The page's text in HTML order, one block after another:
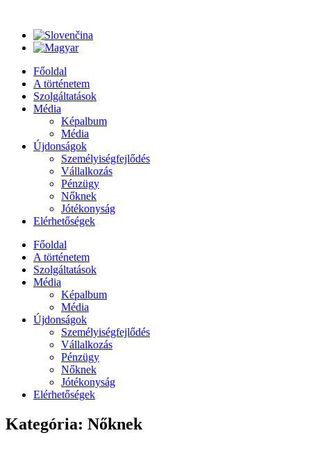
tartalomhoz
Főoldal
A történetem
Szolgáltatások
Média
Képalbum
Média
Újdonságok
Személyiségfejlődés
Vállalkozás
Pénzügy
Nőknek
Jótékonyság
Elérhetőségek
Főoldal
A történetem
Szolgáltatások
Média
Képalbum
Média
Újdonságok
Személyiségfejlődés
Vállalkozás
Pénzügy
Nőknek
Jótékonyság
Elérhetőségek
Kategória: Nőknek